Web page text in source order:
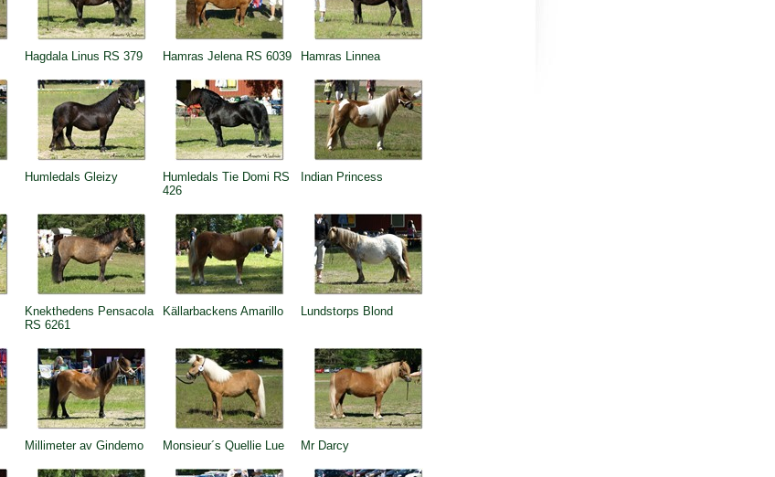
Hagdala Linus RS 379 Hamras Jelena RS 6039 Hamras Linnea
Humledals Gleizy
Humledals Tie Domi RS
426
Indian Princess
Knekthedens Pensacola
RS 6261
Källarbackens Amarillo Lundstorps Blond
Millimeter av Gindemo Monsieur´s Quellie Lue Mr Darcy